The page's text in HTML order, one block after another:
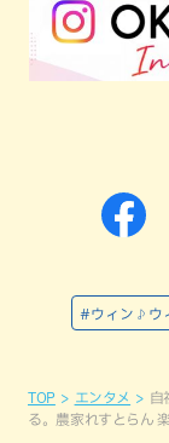
#ウィン♪ウ
TOP エンタメ
自
る。農家れすとらん